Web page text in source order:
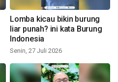
Lomba kicau bikin burung
liar punah? ini kata Burung
Indonesia
Senin, 27 Juli 2026